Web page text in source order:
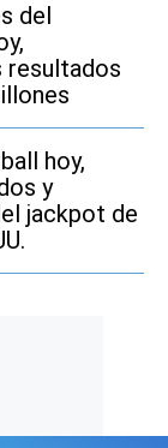
del
resultados
hoy,
y
jackpot de